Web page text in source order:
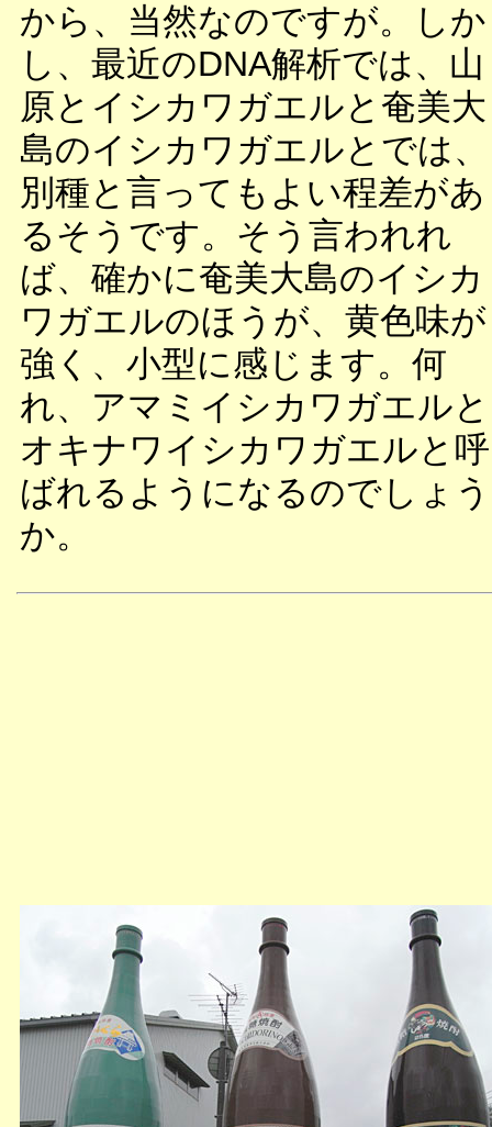
から、当然なのですが。しか
し、最近のDNA解析では、山
原とイシカワガエルと奄美大
島のイシカワガエルとでは、
別種と言ってもよい程差があ
るそうです。そう言われれ
ば、確かに奄美大島のイシカ
ワガエルのほうが、黄色味が
強く、小型に感じます。何
れ、アマミイシカワガエルと
オキナワイシカワガエルと呼
ばれるようになるのでしょう
か。